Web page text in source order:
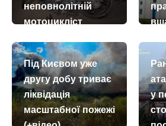
неповнолітній
мотоцикліст
today
Під Києвом уже
другу добу триває
ліквідація
масштабної пожежі
у